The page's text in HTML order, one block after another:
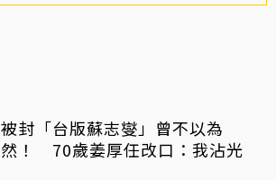
被封「台版蘇志燮」曾不以為
然！ 70歲姜厚任改口：我沾光